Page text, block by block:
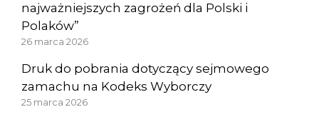
najważniejszych zagrożeń dla Polski i
Polaków”
26 marca 2026
Druk do pobrania dotyczący sejmowego
zamachu na Kodeks Wyborczy
25 marca 2026